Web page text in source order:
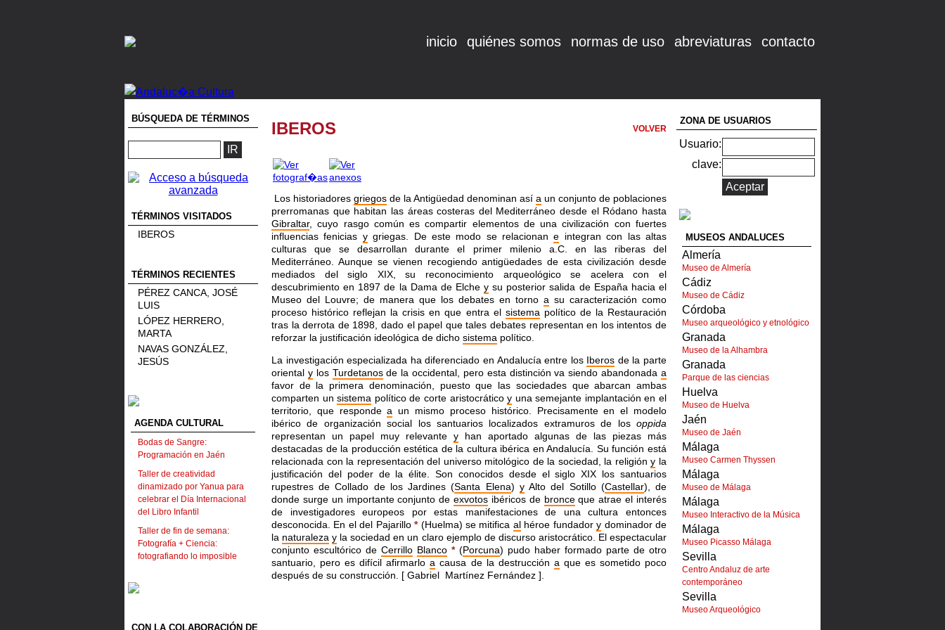
inicio quiénes somos normas de uso abreviaturas contacto
BÚSQUEDA DE TÉRMINOS
TÉRMINOS VISITADOS
IBEROS
TÉRMINOS RECIENTES
PÉREZ CANCA, JOSÉ
LUIS
LÓPEZ HERRERO,
MARTA
NAVAS GONZÁLEZ,
JESÚS
AGENDA CULTURAL
Bodas de Sangre:
Programación en Jaén
Taller de creatividad
dinamizado por Yanua para
celebrar el Día Internacional
del Libro Infantil
Taller de fin de semana:
Fotografía + Ciencia:
fotografiando lo imposible
CON LA COLABORACIÓN DE
IBEROS VOLVER
Los historiadores griegos de la Antigüedad denominan así a un conjunto de poblaciones
prerromanas que habitan las áreas costeras del Mediterráneo desde el Ródano hasta
Gibraltar, cuyo rasgo común es compartir elementos de una civilización con fuertes
influencias fenicias ygriegas. De este modo se relacionane integran con las altas
culturas que se desarrollan durante el primer milenio a.C. en las riberas del
Mediterráneo. Aunque se vienen recogiendo antigüedades de esta civilización desde
mediados del siglo XIX, su reconocimiento arqueológico se acelera con el
descubrimiento en 1897 de la Dama de Elchey su posterior salida de España hacia el
Museo del Louvre; de manera que los debates en torno a su caracterización como
proceso histórico reflejan la crisis en que entra el sistema político de la Restauración
tras la derrota de 1898, dado el papel que tales debates representan en los intentos de
reforzar la justificación ideológica de dicho sistema político.
La investigación especializada ha diferenciado en Andalucía entre los Iberos de la parte
oriental ylos Turdetanosde la occidental, pero esta distinción va siendo abandonadaa
favor de la primera denominación, puesto que las sociedades que abarcan ambas
comparten unsistema político de corte aristocráticoy una semejante implantación en el
territorio, que respondea un mismo proceso histórico. Precisamente en el modelo
ibérico de organización social los santuarios localizados extramuros de los oppida
representan un papel muy relevante y han aportado algunas de las piezas más
destacadas de la producción estética de la cultura ibérica en Andalucía. Su función está
relacionada con la representación del universo mitológico de la sociedad, la religióny la
justificación del poder de la élite. Son conocidos desde el siglo XIX los santuarios
rupestres de Collado de los Jardines (Santa Elena) yAlto del Sotillo (Castellar), de
donde surge un importante conjunto deexvotos ibéricos de bronceque atrae el interés
de investigadores europeos por estas manifestaciones de una cultura entonces
desconocida. En el del Pajarillo*(Huelma) se mitifica alhéroe fundadory dominador de
la naturaleza y la sociedad en un claro ejemplo de discurso aristocrático. El espectacular
conjunto escultórico de Cerrillo Blanco *(Porcuna) pudo haber formado parte de otro
santuario, pero es difícil afirmarloa causa de la destrucción a que es sometido poco
después de su construcción. [ Gabriel Martínez Fernández ].
ZONA DE USUARIOS
Usuario:
clave:
MUSEOS ANDALUCES
Almería
Museo de Almería
Cádiz
Museo de Cádiz
Córdoba
Museo arqueológico y etnológico
Granada
Museo de la Alhambra
Granada
Parque de las ciencias
Huelva
Museo de Huelva
Jaén
Museo de Jaén
Málaga
Museo Carmen Thyssen
Málaga
Museo de Málaga
Málaga
Museo Interactivo de la Música
Málaga
Museo Picasso Málaga
Sevilla
Centro Andaluz de arte
contemporáneo
Sevilla
Museo Arqueológico